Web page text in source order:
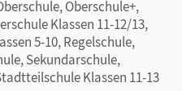
Oberschule+,
Klassen 11-12/13,
5-10, Regelschule,
Sekundarschule,
Klassen 11-13